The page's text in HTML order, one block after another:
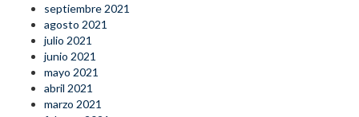
septiembre 2021
agosto 2021
julio 2021
junio 2021
mayo 2021
abril 2021
marzo 2021